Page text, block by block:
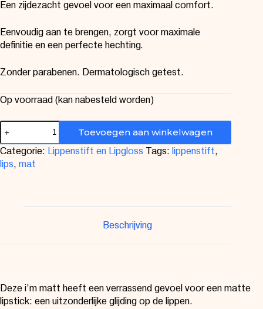
Een zijdezacht gevoel voor een maximaal comfort.
Eenvoudig aan te brengen, zorgt voor maximale
definitie en een perfecte hechting.
Zonder parabenen. Dermatologisch getest.
Op voorraad (kan nabesteld worden)
Toevoegen aan winkelwagen
Categorie: Lippenstift en Lipgloss Tags: lippenstift,
lips, mat
Beschrijving
Deze i’m matt heeft een verrassend gevoel voor een matte
lipstick: een uitzonderlijke glijding op de lippen.